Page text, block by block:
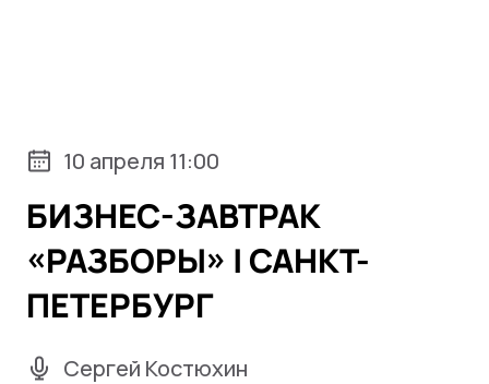
10 апреля 11:00
БИЗНЕС-ЗАВТРАК
«РАЗБОРЫ» | САНКТ-
ПЕТЕРБУРГ
Сергей Костюхин